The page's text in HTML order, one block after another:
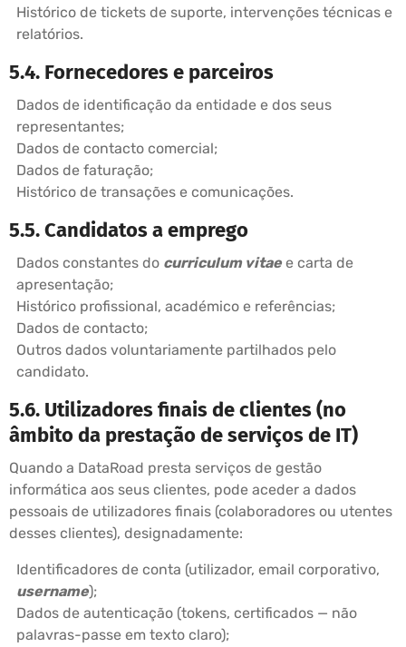
Histórico de tickets de suporte, intervenções técnicas e
relatórios.
5.4. Fornecedores e parceiros
Dados de identificação da entidade e dos seus
representantes;
Dados de contacto comercial;
Dados de faturação;
Histórico de transações e comunicações.
5.5. Candidatos a emprego
Dados constantes do curriculum vitae e carta de
apresentação;
Histórico profissional, académico e referências;
Dados de contacto;
Outros dados voluntariamente partilhados pelo
candidato.
5.6. Utilizadores finais de clientes (no
âmbito da prestação de serviços de IT)
Quando a DataRoad presta serviços de gestão
informática aos seus clientes, pode aceder a dados
pessoais de utilizadores finais (colaboradores ou utentes
desses clientes), designadamente:
Identificadores de conta (utilizador, email corporativo,
username);
Dados de autenticação (tokens, certificados — não
palavras-passe em texto claro);